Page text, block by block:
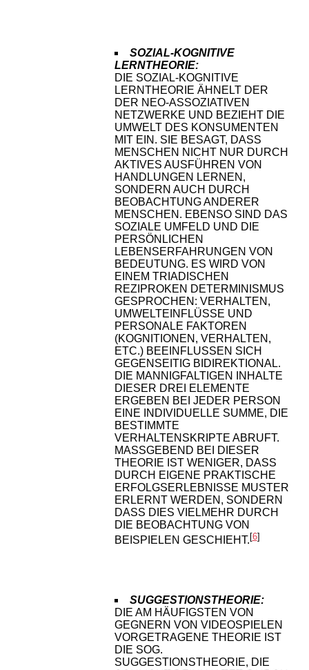
SOZIAL-KOGNITIVE
LERNTHEORIE:
DIE SOZIAL-KOGNITIVE
LERNTHEORIE ÄHNELT DER
DER NEO-ASSOZIATIVEN
NETZWERKE UND BEZIEHT DIE
UMWELT DES KONSUMENTEN
MIT EIN. SIE BESAGT, DASS
MENSCHEN NICHT NUR DURCH
AKTIVES AUSFÜHREN VON
HANDLUNGEN LERNEN,
SONDERN AUCH DURCH
BEOBACHTUNG ANDERER
MENSCHEN. EBENSO SIND DAS
SOZIALE UMFELD UND DIE
PERSÖNLICHEN
LEBENSERFAHRUNGEN VON
BEDEUTUNG. ES WIRD VON
EINEM TRIADISCHEN
REZIPROKEN DETERMINISMUS
GESPROCHEN: VERHALTEN,
UMWELTEINFLÜSSE UND
PERSONALE FAKTOREN
(KOGNITIONEN, VERHALTEN,
ETC.) BEEINFLUSSEN SICH
GEGENSEITIG BIDIREKTIONAL.
DIE MANNIGFALTIGEN INHALTE
DIESER DREI ELEMENTE
ERGEBEN BEI JEDER PERSON
EINE INDIVIDUELLE SUMME, DIE
BESTIMMTE
VERHALTENSKRIPTE ABRUFT.
MASSGEBEND BEI DIESER T
HEORIE IST WENIGER, DASS D
URCH EIGENE PRAKTISCHE E
RFOLGSERLEBNISSE MUSTER E
RLERNT WERDEN, SONDERN D
ASS DIES VIELMEHR DURCH D
IE BEOBACHTUNG VON B
EISPIELEN GESCHIEHT. [6]
SUGGESTIONSTHEORIE:
DIE AM HÄUFIGSTEN VON
GEGNERN VON VIDEOSPIELEN
VORGETRAGENE THEORIE IST
DIE SOG.
SUGGESTIONSTHEORIE, DIE